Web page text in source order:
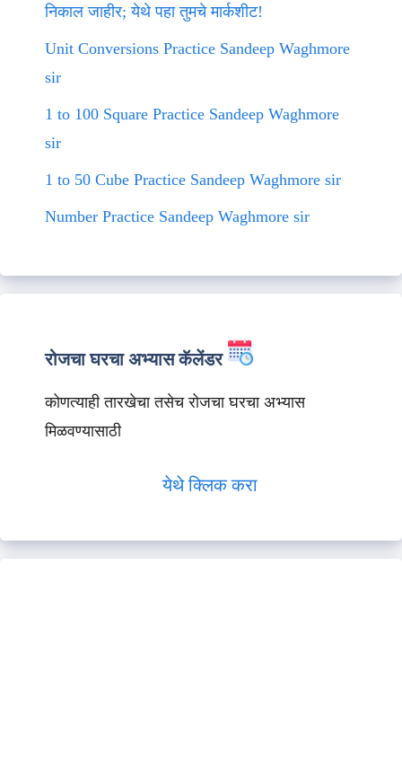
निकाल जाहीर; येथे पहा तुमचे मार्कशीट!
Unit Conversions Practice Sandeep Waghmore
sir
1 to 100 Square Practice Sandeep Waghmore
sir
1 to 50 Cube Practice Sandeep Waghmore sir
Number Practice Sandeep Waghmore sir
रोजचा घरचा अभ्यास कॅलेंडर
कोणत्याही तारखेचा तसेच रोजचा घरचा अभ्यास
मिळवण्यासाठी
येथे क्लिक करा